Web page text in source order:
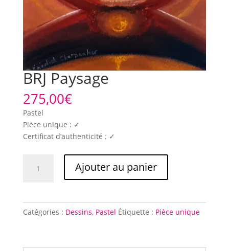
BRJ Paysage
275,00€
Pastel
Pièce unique : ✓
Certificat d’authenticité : ✓
Ajouter au panier
Catégories : Dessins, Pastel Étiquette : Pièce unique